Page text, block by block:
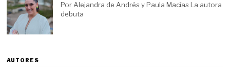
Por Alejandra de Andrés y Paula Macías La autora
debuta
AUTORES